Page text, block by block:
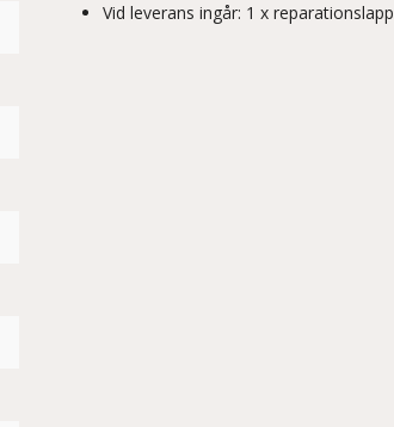
Vid leverans ingår: 1 x reparationslapp